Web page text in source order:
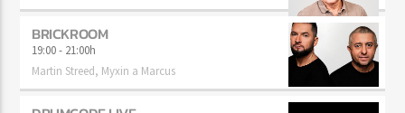
BRICKROOM
19:00- 21:00h
Martin Streed, Myxin a Marcus